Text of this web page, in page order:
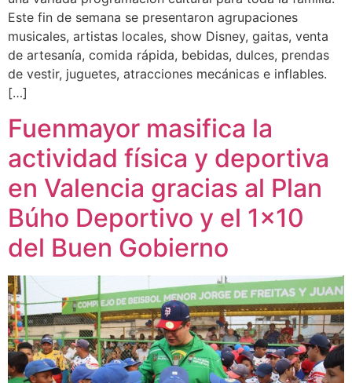
Este fin de semana se presentaron agrupaciones
musicales, artistas locales, show Disney, gaitas, venta
de artesanía, comida rápida, bebidas, dulces, prendas
de vestir, juguetes, atracciones mecánicas e inflables.
[…]
Fuenmayor masifica la
actividad física y deportiva
en Valencia gracias al Plan
Búho Deportivo y el 1×10
del Buen Gobierno